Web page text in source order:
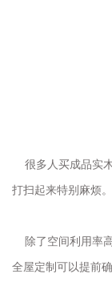
很多人买成品实
打扫起来特别麻烦
除了空间利用率
全屋定制可以提前